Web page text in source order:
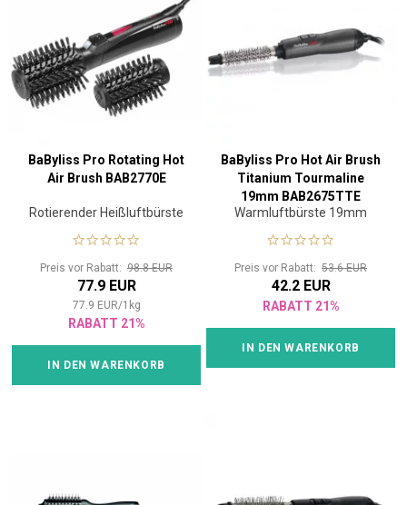
BaByliss Pro Rotating Hot
Air Brush BAB2770E
Rotierender Heißluftbürste
Preis vor Rabatt: 98.8 EUR
77.9 EUR
77.9 EUR/1 kg
RABATT 21%
IN DEN WARENKORB
BaByliss Pro Hot Air Brush
Titanium Tourmaline
19mm BAB2675TTE
Warmluftbürste 19mm
Preis vor Rabatt: 53.6 EUR
42.2 EUR
RABATT 21%
IN DEN WARENKORB